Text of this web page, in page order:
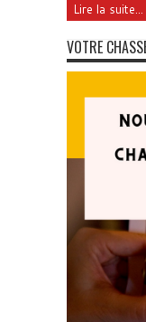
Lire la suite...
VOTRE